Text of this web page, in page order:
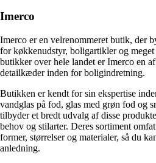
Imerco
Imerco er en velrenommeret butik, der
for køkkenudstyr, boligartikler og
butikker over hele landet er Imerco en
detailkæder inden for boligindretning.
Butikken er kendt for sin ekspertise
vandglas på fod, glas med grøn fod og
tilbyder et bredt udvalg af disse
behov og stilarter. Deres sortiment
former, størrelser og materialer, så du
anledning.